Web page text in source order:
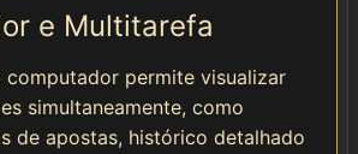
e Multitarefa
permite visualizar
simultaneamente, como
de apostas, histórico detalhado